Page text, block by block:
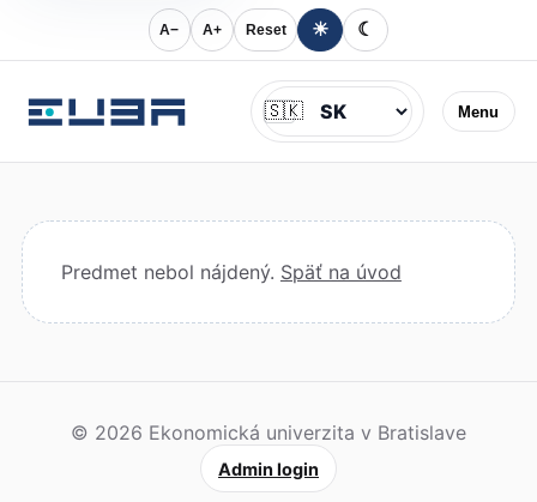
A− A+ Reset ☀ ☾
Menu
Jazyk
🇸🇰
Predmet nebol nájdený. Späť na úvod
© 2026 Ekonomická univerzita v Bratislave
Admin login